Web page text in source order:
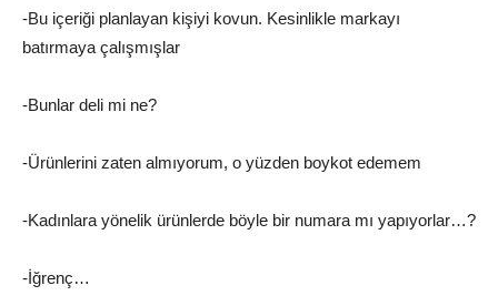
-Bu içeriği planlayan kişiyi kovun. Kesinlikle markayı
batırmaya çalışmışlar
-Bunlar deli mi ne?
-Ürünlerini zaten almıyorum, o yüzden boykot edemem
-Kadınlara yönelik ürünlerde böyle bir numara mı yapıyorlar…?
-İğrenç…